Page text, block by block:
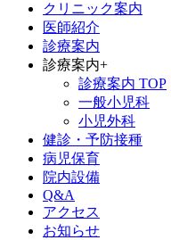
クリニック案内
医師紹介
診療案内
診療案内+
診療案内 TOP
一般小児科
小児外科
健診・予防接種
病児保育
院内設備
Q&A
アクセス
お知らせ